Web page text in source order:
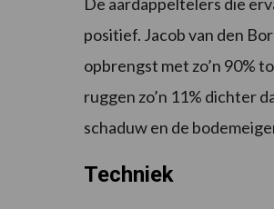
positief. Jacob van den
opbrengst met zo’n 90%
ruggen zo’n 11% dichter
schaduw en de
Techniek